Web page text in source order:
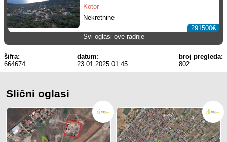
Kotor
Nekretnine
291500€
Svi oglasi ove radnje
šifra:
664674
datum:
23.01.2025 01:45
broj pregleda:
802
Slični oglasi